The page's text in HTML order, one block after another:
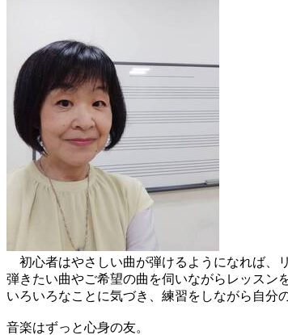
初心者はやさしい曲が弾けるようになれば、
弾きたい曲やご希望の曲を伺いながらレッスン
いろいろなことに気づき、練習をしながら自分
音楽はずっと心身の友。